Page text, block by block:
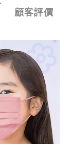
顧客評價